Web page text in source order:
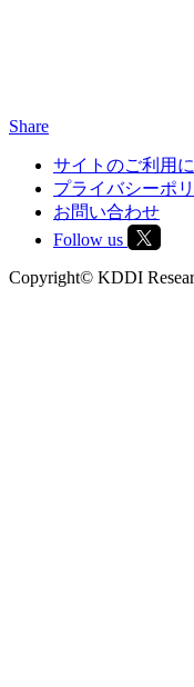
Share
サイトのご利用
プライバシーポ
お問い合わせ
Follow us
Copyright© KDDI